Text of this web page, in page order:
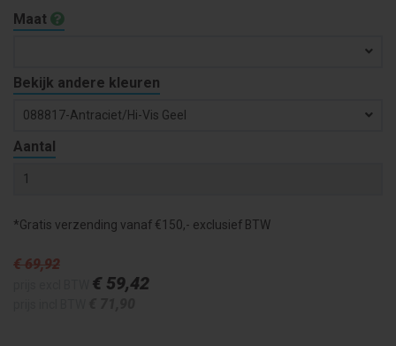
Maat
Bekijk andere kleuren
088817-Antraciet/hi-Vis Geel
Aantal
*Gratis verzending vanaf €150,- exclusief BTW
€ 69,92
€ 59,42